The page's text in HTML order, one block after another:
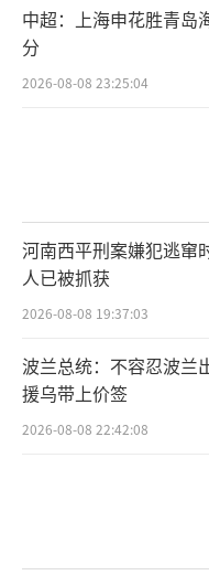
中超：上海申花胜青岛
分
2026-08-08 23:25:04
河南西平刑案嫌犯逃窜
人已被抓获
2026-08-08 19:37:03
波兰总统：不容忍波兰
援乌带上价签
2026-08-08 22:42:08